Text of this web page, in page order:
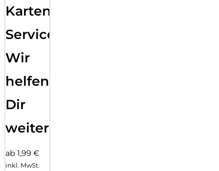
Karten
Service:
Wir
helfen
Dir
weiter
ab 1,99 €
inkl. MwSt.